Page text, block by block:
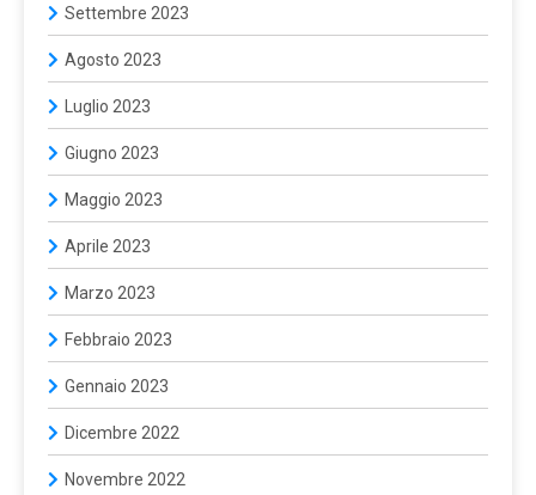
Settembre 2023
Agosto 2023
Luglio 2023
Giugno 2023
Maggio 2023
Aprile 2023
Marzo 2023
Febbraio 2023
Gennaio 2023
Dicembre 2022
Novembre 2022